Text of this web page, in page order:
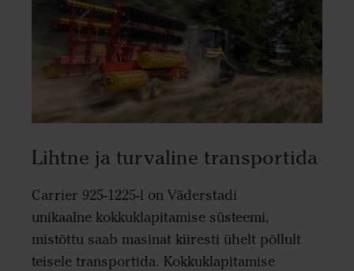
Lihtne ja turvaline transportida
Carrier 925-1225-l on Väderstadi
unikaalne kokkuklapitamise süsteemi,
mistõttu saab masinat kiiresti ühelt põllult
teisele transportida. Kokkuklapitamise